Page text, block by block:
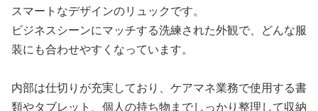
スマートなデザインのリュックです。
ビジネスシーンにマッチする洗練された外観で、どんな服
装にも合わせやすくなっています。
内部は仕切りが充実しており、ケアマネ業務で使用する書
類やタブレット、個人の持ち物までしっかり整理して収納